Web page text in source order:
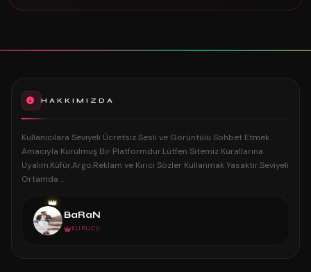
HAKKIMIZDA
Kullanıcılara Seviyeli Ücretsiz Sesli ve Görüntülü Sohbet Etmek
Amacıyla Kurulmuş Bir Platformdur.Lütfen Sitemiz Kurallarına
Uyalım.Küfür,Argo,Reklam ve Kırıcı Sözler Kullanmak Yasaktır.Seviyeli
Ortamda ...
👑
BaRaN
KURUCU